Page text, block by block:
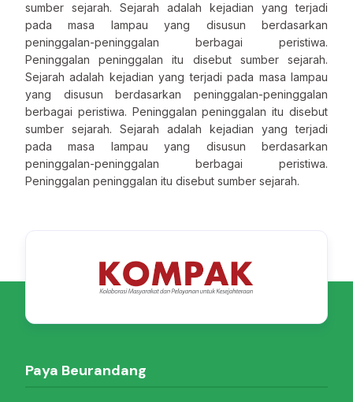
sumber sejarah. Sejarah adalah kejadian yang terjadi
pada masa lampau yang disusun berdasarkan
peninggalan-peninggalan berbagai peristiwa.
Peninggalan peninggalan itu disebut sumber sejarah.
Sejarah adalah kejadian yang terjadi pada masa lampau
yang disusun berdasarkan peninggalan-peninggalan
berbagai peristiwa. Peninggalan peninggalan itu disebut
sumber sejarah. Sejarah adalah kejadian yang terjadi
pada masa lampau yang disusun berdasarkan
peninggalan-peninggalan berbagai peristiwa.
Peninggalan peninggalan itu disebut sumber sejarah.
Paya Beurandang